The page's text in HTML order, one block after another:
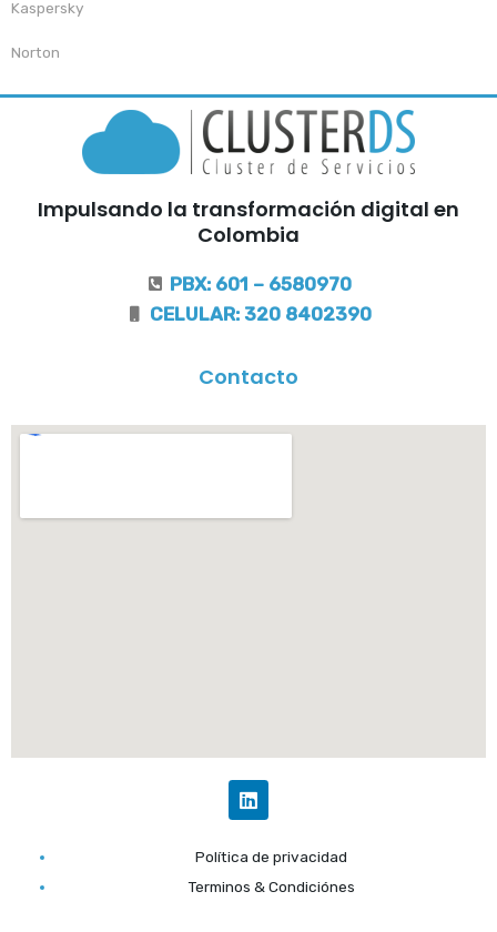
Kaspersky
Norton
Impulsando la transformación digital en
Colombia
PBX: 601 – 6580970
CELULAR: 320 8402390
Contacto
L
i
k
e
d
Política de privacidad
Terminos & Condiciónes